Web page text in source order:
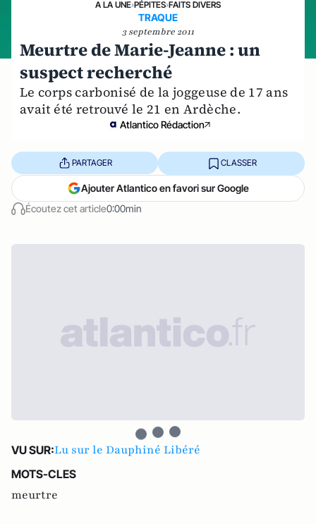
A LA UNE›PÉPITES›FAITS DIVERS
TRAQUE
3 septembre 2011
Meurtre de Marie-Jeanne : un
suspect recherché
Le corps carbonisé de la joggeuse de 17 ans
avait été retrouvé le 21 en Ardèche.
Atlantico Rédaction
Écoutez cet article0:00min
PARTAGER CLASSER
Ajouter Atlantico en favori sur Google
VU SUR:Lu sur le Dauphiné Libéré
MOTS-CLES
meurtre